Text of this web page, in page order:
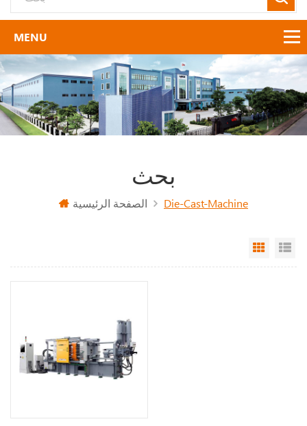
بحث
الصفحة الرئيسية Die-Cast-Machine
Grid